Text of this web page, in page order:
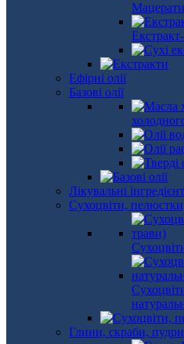
Ефірні олії
Базові олії
Лікувальні
Сухоцвіти,
Глини, скраби, пудри